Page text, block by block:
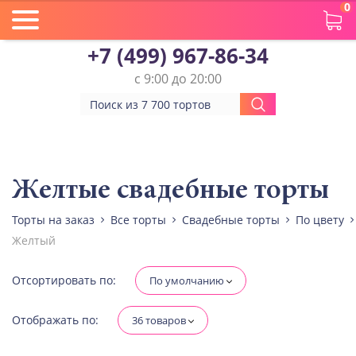
0
+7 (499) 967-86-34
с 9:00 до 20:00
Количество ярусов
При выборе яруса вес изменится
Разные начинки для ярусов
Желтые свадебные торты
Торты на заказ Все торты Свадебные торты
По цвету
Желтый
Отсортировать по: По умолчанию
Отображать по: 36 товаров